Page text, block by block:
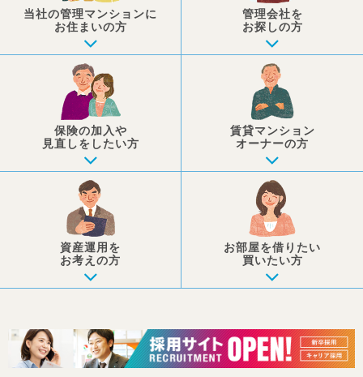
当社の管理マンションに
お住まいの方
管理会社を
お探しの方
保険の加入や
見直しを したい方
賃貸マンション
オーナーの方
資産運用を
お考えの方
お部屋を借りたい
買いたい方